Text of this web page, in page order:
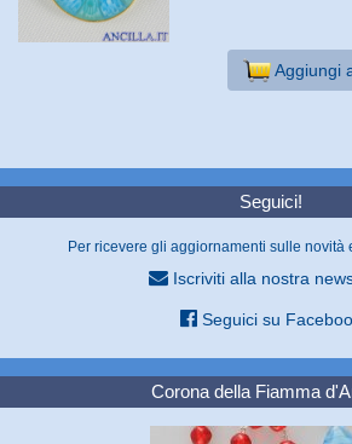
Aggiungi
Seguici!
Per ricevere gli aggiornamenti sulle novità
Iscriviti alla nostra
Seguici su
Corona della Fiamma